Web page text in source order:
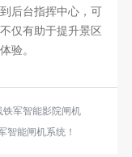
后台指挥中心，可
仅有助于提升景区
验。
军智能影院闸机
智能闸机系统！